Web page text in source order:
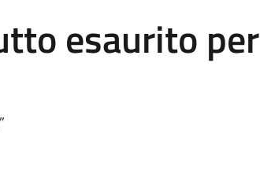
esaurito per